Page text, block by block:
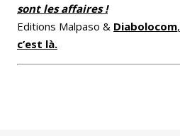
sont les affaires !
Editions Malpaso & Diabolocom,
c’est là.